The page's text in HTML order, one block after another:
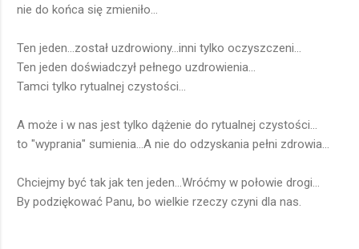
nie do końca się zmieniło...
Ten jeden...został uzdrowiony...inni tylko oczyszczeni...
Ten jeden doświadczył pełnego uzdrowienia...
Tamci tylko rytualnej czystości...
A może i w nas jest tylko dążenie do rytualnej czystości...
to "wyprania" sumienia...A nie do odzyskania pełni zdrowia...
Chciejmy być tak jak ten jeden...Wróćmy w połowie drogi...
By podziękować Panu, bo wielkie rzeczy czyni dla nas.